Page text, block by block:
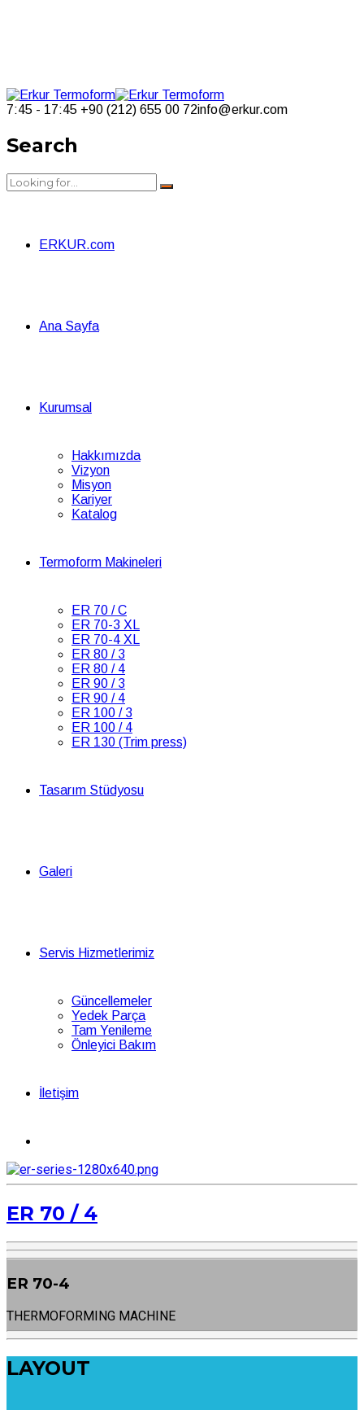
7:45 - 17:45 +90 (212) 655 00 72info@erkur.com
Search
ERKUR.com
Ana Sayfa
Kurumsal
Hakkımızda
Vizyon
Misyon
Kariyer
Katalog
Termoform Makineleri
ER 70 / C
ER 70-3 XL
ER 70-4 XL
ER 80 / 3
ER 80 / 4
ER 90 / 3
ER 90 / 4
ER 100 / 3
ER 100 / 4
ER 130 (Trim press)
Tasarım Stüdyosu
Galeri
Servis Hizmetlerimiz
Güncellemeler
Yedek Parça
Tam Yenileme
Önleyici Bakım
İletişim
ER 70 / 4
ER 70-4
THERMOFORMING MACHINE
LAYOUT